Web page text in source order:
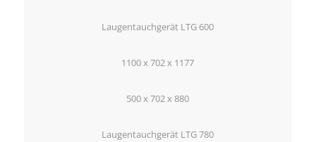
Laugentauchgerät LTG 600
1100 x 702 x 1177
500 x 702 x 880
Laugentauchgerät LTG 780